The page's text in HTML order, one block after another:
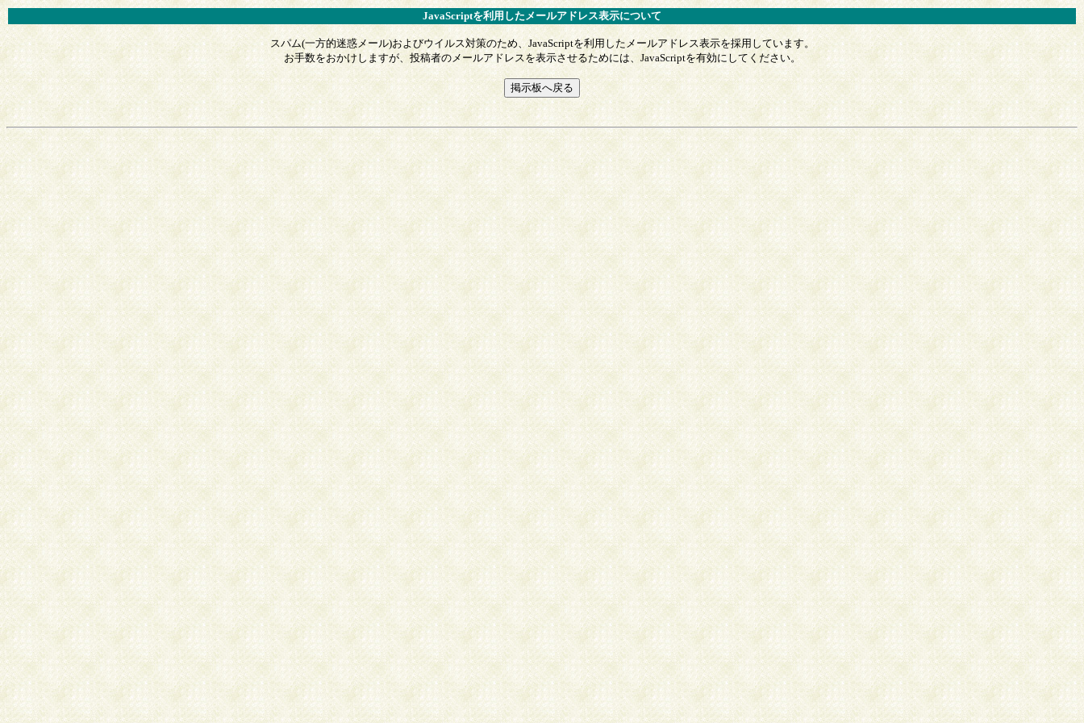
JavaScriptを利用したメールアドレス表示について
スパム(一方的迷惑メール)およびウイルス対策のため、JavaScriptを利用したメールアドレス表示を採用しています。
お手数をおかけしますが、投稿者のメールアドレスを表示させるためには、JavaScriptを有効にしてください。